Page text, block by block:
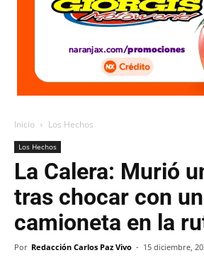
Inicio Los Hechos
Los Hechos
La Calera: Murió
tras chocar con
camioneta en la
Por Redacción Carlos Paz Vivo - 15 diciembre,